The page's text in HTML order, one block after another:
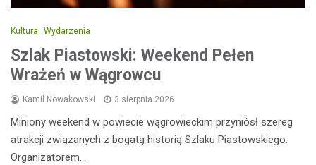
Kultura Wydarzenia
Szlak Piastowski: Weekend Pełen
Wrażeń w Wągrowcu
Kamil Nowakowski 3 sierpnia 2026
Miniony weekend w powiecie wągrowieckim przyniósł szereg
atrakcji związanych z bogatą historią Szlaku Piastowskiego.
Organizatorem…